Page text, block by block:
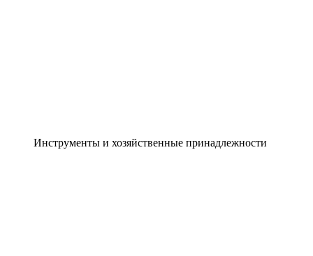
Инструменты и хозяйственные принадлежности